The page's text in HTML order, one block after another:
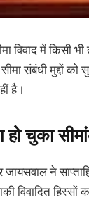
विवाद में किसी
संबंधी मुद्दों
है।
चुका
जायसवाल ने
विवादित